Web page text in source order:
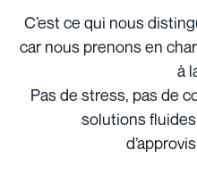
C’est ce qui nous
car nous prenons en
à
Pas de stress, pas de
solutions